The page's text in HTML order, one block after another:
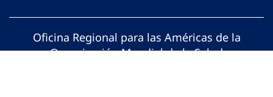
Oficina Regional para las Américas de la
Organización Mundial de la Salud